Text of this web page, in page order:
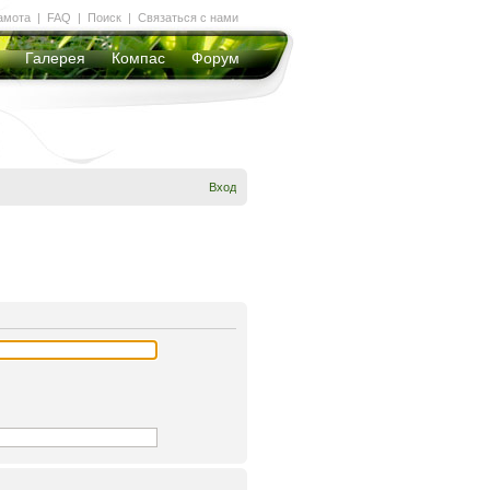
Галерея Компас Форум
| FAQ | Поиск | Связаться с нами
Вход